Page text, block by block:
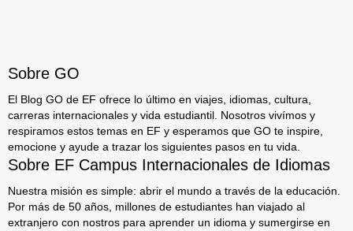
Sobre GO
El Blog GO de EF ofrece lo último en viajes, idiomas, cultura,
carreras internacionales y vida estudiantil. Nosotros vivímos y
respiramos estos temas en EF y esperamos que GO te inspire,
emocione y ayude a trazar los siguientes pasos en tu vida.
Sobre EF Campus Internacionales de Idiomas
Nuestra misión es simple: abrir el mundo a través de la educación.
Por más de 50 años, millones de estudiantes han viajado al
extranjero con nostros para aprender un idioma y sumergirse en